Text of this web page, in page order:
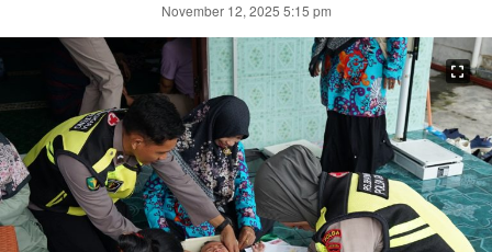
November 12, 2025 5:15 pm